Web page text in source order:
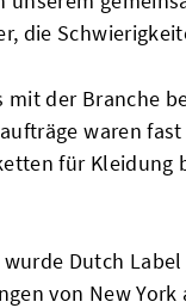
die
mit der Branche
waren
für Kleidung
wurde Dutch
von New